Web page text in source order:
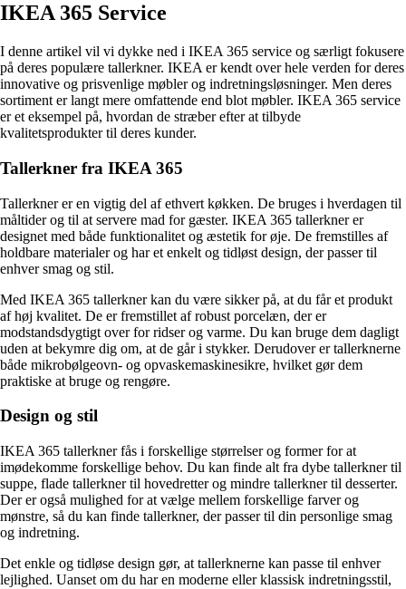
IKEA 365 Service
I denne artikel vil vi dykke ned i IKEA 365 service og særligt fokusere
på deres populære tallerkner. IKEA er kendt over hele verden for deres
innovative og prisvenlige møbler og indretningsløsninger. Men deres
sortiment er langt mere omfattende end blot møbler. IKEA 365 service
er et eksempel på, hvordan de stræber efter at tilbyde
kvalitetsprodukter til deres kunder.
Tallerkner fra IKEA 365
Tallerkner er en vigtig del af ethvert køkken. De bruges i hverdagen til
måltider og til at servere mad for gæster. IKEA 365 tallerkner er
designet med både funktionalitet og æstetik for øje. De fremstilles af
holdbare materialer og har et enkelt og tidløst design, der passer til
enhver smag og stil.
Med IKEA 365 tallerkner kan du være sikker på, at du får et produkt
af høj kvalitet. De er fremstillet af robust porcelæn, der er
modstandsdygtigt over for ridser og varme. Du kan bruge dem dagligt
uden at bekymre dig om, at de går i stykker. Derudover er tallerknerne
både mikrobølgeovn- og opvaskemaskinesikre, hvilket gør dem
praktiske at bruge og rengøre.
Design og stil
IKEA 365 tallerkner fås i forskellige størrelser og former for at
imødekomme forskellige behov. Du kan finde alt fra dybe tallerkner til
suppe, flade tallerkner til hovedretter og mindre tallerkner til desserter.
Der er også mulighed for at vælge mellem forskellige farver og
mønstre, så du kan finde tallerkner, der passer til din personlige smag
og indretning.
Det enkle og tidløse design gør, at tallerknerne kan passe til enhver
lejlighed. Uanset om du har en moderne eller klassisk indretningsstil,